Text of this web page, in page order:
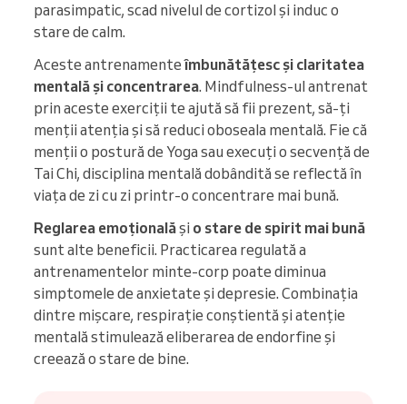
parasimpatic, scad nivelul de cortizol și induc o
stare de calm.
Aceste antrenamenteîmbunătățesc și claritatea
mentală și concentrarea. Mindfulness-ul antrenat
prin aceste exerciții te ajută să fii prezent, să-ți
menții atenția și să reduci oboseala mentală. Fie că
menții o postură de Yoga sau execuți o secvență de
Tai Chi, disciplina mentală dobândită se reflectă în
viața de zi cu zi printr-o concentrare mai bună.
Reglarea emoționalăși o stare de spirit mai bună
sunt alte beneficii. Practicarea regulată a
antrenamentelor minte-corp poate diminua
simptomele de anxietate și depresie. Combinația
dintre mișcare, respirație conștientă și atenție
mentală stimulează eliberarea de endorfine și
creează o stare de bine.